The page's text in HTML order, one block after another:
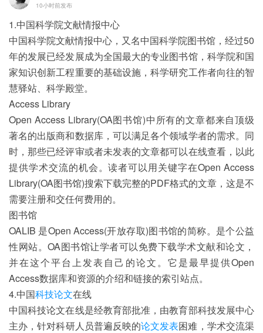
10小时前发布
1.中国科学院文献情报中心
中国科学院文献情报中心，又名中国科学院图书馆，经过50
年的发展已经发展成为全国最大的专业图书馆，科学院和国
家知识创新工程重要的基础设施，科学研究工作者向往的智
慧驿站、科学殿堂。
Access Library
Open Access Library(OA图书馆)中所有的文章都来自顶级
著名的出版商和数据库，可以满足各个领域学者的需求。同
时，那些已经评审或者未发表的文章都可以在线查看，以此
提供学术交流的机会。读者可以用关键字在Open Access
Library(OA图书馆)搜索下载完整的PDF格式的文章，这是不
需要注册和交任何费用的。
图书馆
OALIB 是Open Access(开放存取)图书馆的简称。是个公益
性网站。OA图书馆让学者可以免费下载学术文献和论文，
并在这个平台上发表自己的论文。它是最早提供Open
Access数据库和资源的介绍和链接的索引站点。
4.中国科技论文在线
中国科技论文在线是经教育部批准，由教育部科技发展中心
主办，针对科研人员普遍反映的论文发表困难，学术交流渠